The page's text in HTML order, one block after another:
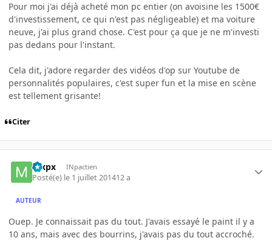
Pour moi j'ai déjà acheté mon pc entier (on avoisine les 1500€
d'investissement, ce qui n'est pas négligeable) et ma voiture
neuve, j'ai plus grand chose. C'est pour ça que je ne m'investi
pas dedans pour l'instant.
Cela dit, j'adore regarder des vidéos d'op sur Youtube de
personnalités populaires, c'est super fun et la mise en scène
est tellement grisante!
Citer
mxpx INpactien
Posté(e) le 1 juillet 201412 a
AUTEUR
Ouep. Je connaissait pas du tout. J'avais essayé le paint il y a
10 ans, mais avec des bourrins, j'avais pas du tout accroché.